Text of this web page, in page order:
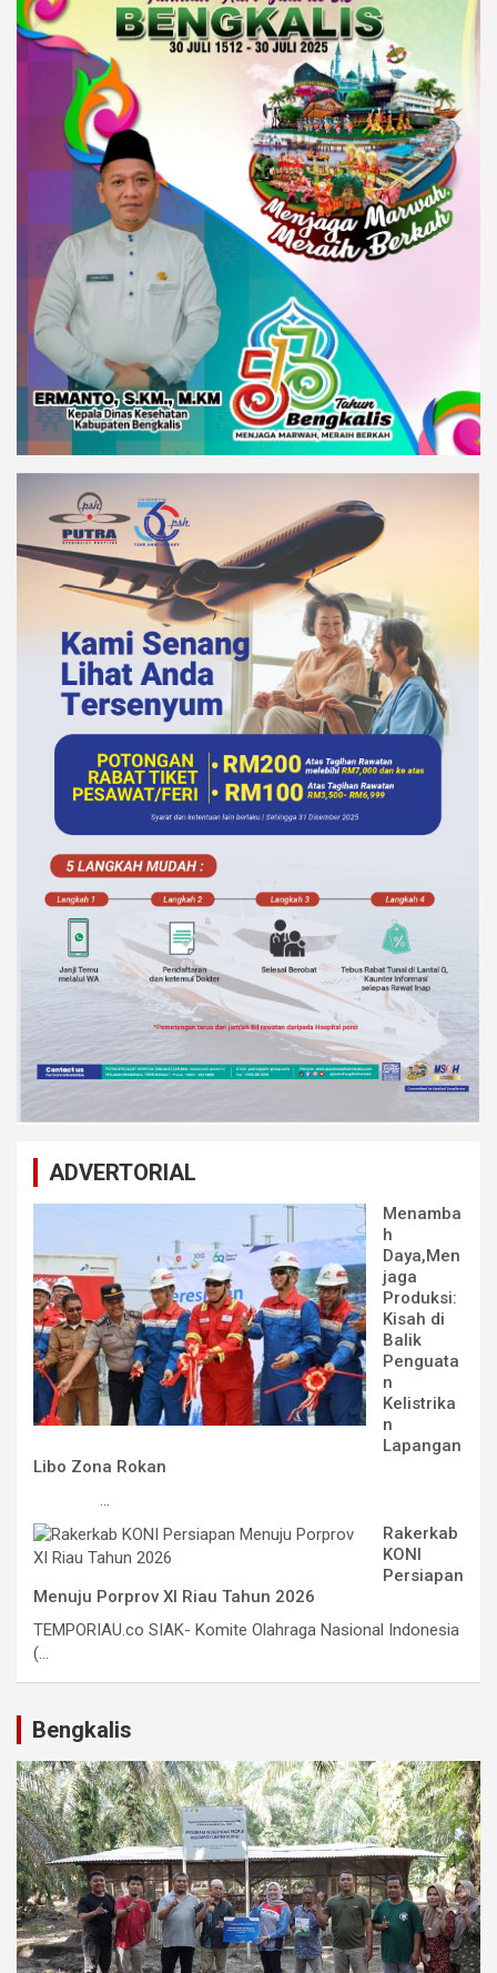
ADVERTORIAL
Menamba
h
Daya,Men
jaga
Produksi:
Kisah di
Balik
Penguata
n
Kelistrika
n
Lapangan
Libo Zona Rokan
...
Rakerkab
KONI
Persiapan
Menuju Porprov XI Riau Tahun 2026
TEMPORIAU.co SIAK- Komite Olahraga Nasional Indonesia
(...
Bengkalis